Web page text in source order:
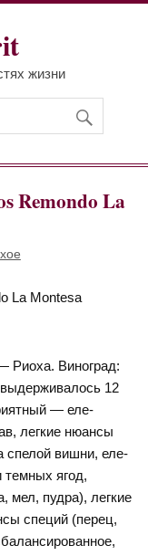
жизни
Remondo La
Риоха. Виноград:
12
— еле-
легкие нюансы
спелой вишни, еле-
темных ягод,
мел, пудра), легкие
специй (перец,